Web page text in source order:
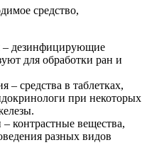
средство,
– дезинфицирующие
для обработки ран и
– средства в таблетках,
при некоторых
контрастные вещества,
разных видов